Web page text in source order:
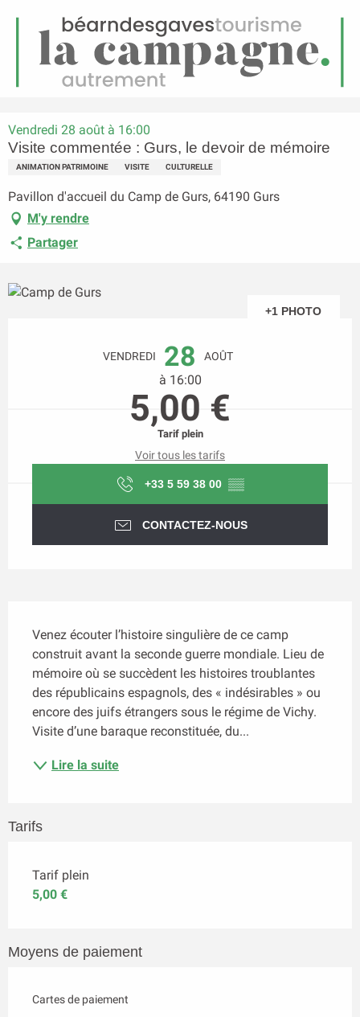
Menu
Visite commentée : Gurs, le devoir de mémoire
Vendredi 28 août à 16:00
Visite commentée : Gurs, le devoir de mémoire
ANIMATION PATRIMOINE VISITE CULTURELLE
Pavillon d'accueil du Camp de Gurs, 64190 Gurs
M'y rendre
Partager
+1 PHOTO
VENDREDI 28 AOÛT
à 16:00
5,00 €
Tarif plein
Voir tous les tarifs
+33 5 59 38 00 ▒▒
CONTACTEZ-NOUS
Venez écouter l’histoire singulière de ce camp
construit avant la seconde guerre mondiale. Lieu de
mémoire où se succèdent les histoires troublantes
des républicains espagnols, des « indésirables » ou
encore des juifs étrangers sous le régime de Vichy.
Visite d’une baraque reconstituée, du...
Lire la suite
Tarifs
Tarif plein
5,00 €
Moyens de paiement
Cartes de paiement